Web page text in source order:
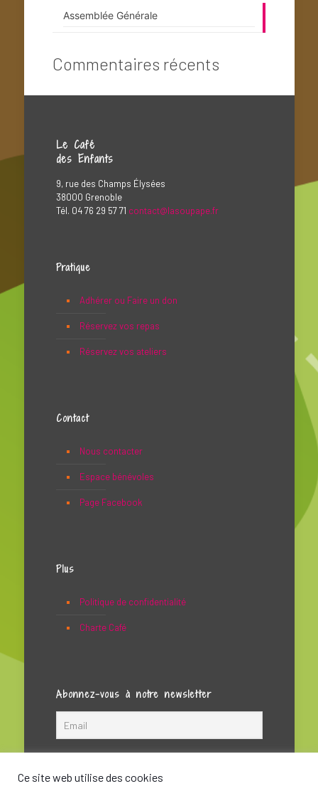
Assemblée Générale
Commentaires récents
Le Café
des Enfants
9, rue des Champs Élysées
38000 Grenoble
Tél. 04 76 29 57 71 contact@lasoupape.fr
Pratique
Adhérer ou Faire un don
Réservez vos repas
Réservez vos ateliers
Contact
Nous contacter
Espace bénévoles
Page Facebook
Plus
Politique de confidentialité
Charte Café
Abonnez-vous à notre newsletter
Ce site web utilise des cookies